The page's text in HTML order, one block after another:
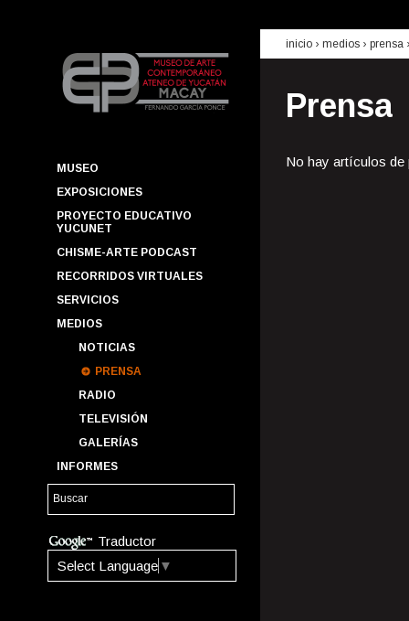
MUSEO
EXPOSICIONES
PROYECTO EDUCATIVO
YUCUNET
CHISME-ARTE PODCAST
RECORRIDOS VIRTUALES
SERVICIOS
MEDIOS
NOTICIAS
PRENSA
RADIO
TELEVISIÓN
GALERÍAS
INFORMES
Traductor
Select Language ▼
inicio › medios › prensa
Prensa
No hay artículos de